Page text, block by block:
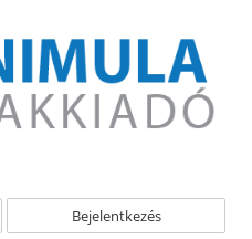
Bejelentkezés